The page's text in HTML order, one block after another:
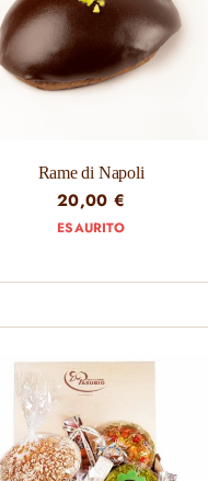
Rame di Napoli
20,00 €
ESAURITO